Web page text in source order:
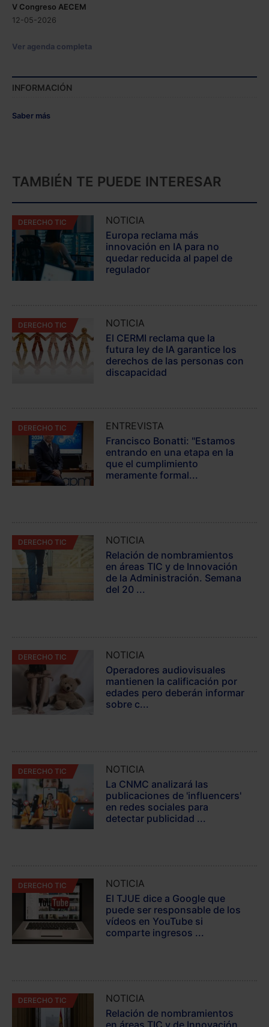
V Congreso AECEM
12-05-2026
Ver agenda completa
INFORMACIÓN
Saber más
TAMBIÉN TE PUEDE INTERESAR
DERECHO TIC
NOTICIA
Europa reclama más
innovación en IA para no
quedar reducida al papel de
regulador
DERECHO TIC
NOTICIA
El CERMI reclama que la
futura ley de IA garantice los
derechos de las personas con
discapacidad
DERECHO TIC
ENTREVISTA
Francisco Bonatti: "Estamos
entrando en una etapa en la
que el cumplimiento
meramente formal...
DERECHO TIC
NOTICIA
Relación de nombramientos
en áreas TIC y de Innovación
de la Administración. Semana
del 20 ...
DERECHO TIC
NOTICIA
Operadores audiovisuales
mantienen la calificación por
edades pero deberán informar
sobre c...
DERECHO TIC
NOTICIA
La CNMC analizará las
publicaciones de 'influencers'
en redes sociales para
detectar publicidad ...
DERECHO TIC
NOTICIA
El TJUE dice a Google que
puede ser responsable de los
vídeos en YouTube si
comparte ingresos ...
DERECHO TIC
NOTICIA
Relación de nombramientos